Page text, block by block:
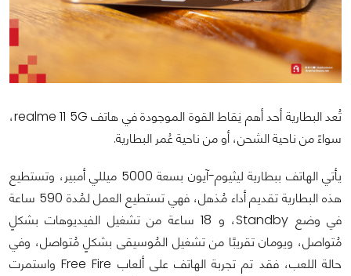
تُعد البطارية أحد أهم نِقاط القوة الموجودة في هاتف realme 11 5G،
سواءً من ناحية الشحن، أو من ناحية عُمر البطارية.
يأتي الهاتف ببطارية ليثيوم-آيون بسعة 5000 ميللي أمبير، وتستطيع
هذه البطارية تقديم أداء مُذهل، فهي تستطيع العمل لمُدة 590 ساعة
في وضع Standby، و 18 ساعة من تشغيل الفيديوهات بشكلٍ
مُتواصل، ويومان تقريبًا من تشغيل المُوسيقى بشكلٍ مُتواصل، وفي
حالة اللعب، فقد تم تجربة الهاتف على ألعاب Free Fire واستمرت